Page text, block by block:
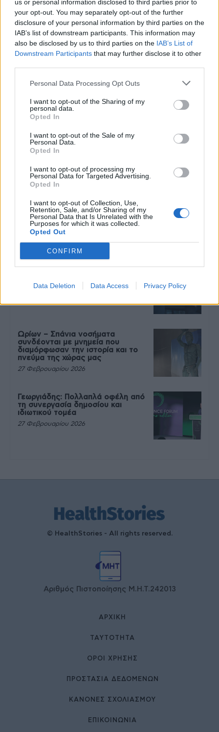
us or personal information disclosed to third parties prior to
your opt-out. You may separately opt-out of the further
disclosure of your personal information by third parties on the
IAB’s list of downstream participants. This information may
also be disclosed by us to third parties on the IAB’s List of
Downstream Participants that may further disclose it to other
Personal Data Processing Opt Outs
I want to opt-out of the Sharing of my
personal data.
Opted In
I want to opt-out of the Sale of my
Personal Data.
Opted In
I want to opt-out of processing my
Personal Data for Targeted Advertising.
Opted In
I want to opt-out of Collection, Use,
Retention, Sale, and/or Sharing of my
Personal Data that Is Unrelated with the
Purposes for which it was collected.
Opted Out
CONFIRM
Data Deletion Data Access Privacy Policy
Παστό: Το παρεξηγημένο κρέας
με τα πλούσια διατροφικά οφέλη
6 Οκτωβρίου 2023
2 3
9 πράγματα που δεν πρέπει να
λέτε σε έναν επισκέπτη
27 Φεβρουαρίου 2026
Πάνω από 100 μωρά έχουν
γεννηθεί μέσω εξωσωματικής, με
την υποστήριξη της Be-Live
27 Φεβρουαρίου 2026
πάντα μετά την άσκηση
Ωρίων – Σπάνια νοσήματα
συνδέονται με μνημεία που
διαμόρφωσαν την ιστορία και το
πνεύμα της χώρας μας
27 Φεβρουαρίου 2026
Γεωργιάδης: Πολλαπλά οφέλη από
τη συνεργασία δημοσίου και
ιδιωτικού τομέα
27 Φεβρουαρίου 2026
© HealthStories - All rights reserved.
Αριθμός Πιστοποίησης Μ.Η.Τ.242013
ΑΡΧΙΚΉ
ΤΑΥΤΌΤΗΤΑ
ΌΡΟΙ ΧΡΉΣΗΣ
ΠΡΟΣΤΑΣΙΑ ΔΕΔΟΜΕΝΩΝ
ΚΑΝΟΝΕΣ ΣΧΟΛΙΑΣΜΟΥ
ΕΠΙΚΟΙΝΩΝΊΑ